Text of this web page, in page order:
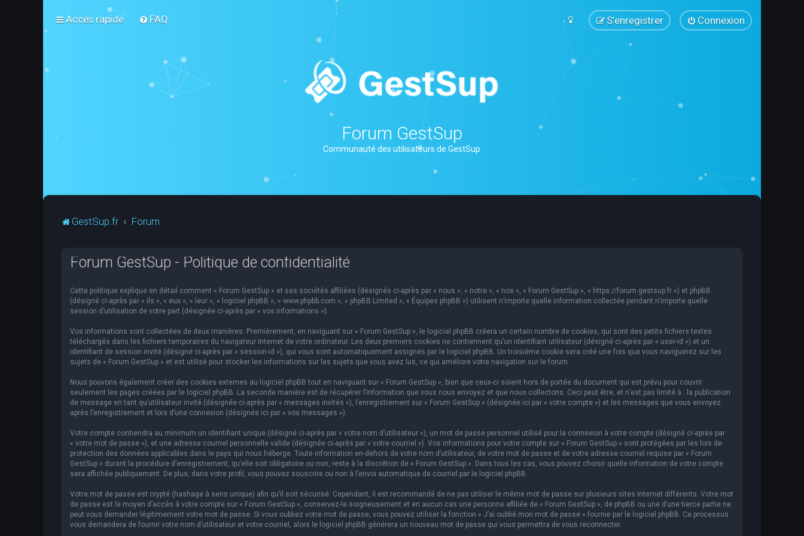
Accès rapide FAQ Connexion
S’enregistrer
Forum GestSup
Communauté des utilisateurs de GestSup
GestSup.fr Forum
Forum GestSup - Politique de confidentialité
Cette politique explique en détail comment « Forum GestSup » et ses sociétés affiliées (désignés ci-après par « nous », « notre », « nos », « Forum GestSup », « https://forum.gestsup.fr ») et phpBB
(désigné ci-après par « ils », « eux », « leur », « logiciel phpBB », « www.phpbb.com », « phpBB Limited », « Équipes phpBB ») utilisent n’importe quelle information collectée pendant n’importe quelle
session d’utilisation de votre part (désignée ci-après par « vos informations »).
Vos informations sont collectées de deux manières. Premièrement, en naviguant sur « Forum GestSup », le logiciel phpBB créera un certain nombre de cookies, qui sont des petits fichiers textes
téléchargés dans les fichiers temporaires du navigateur Internet de votre ordinateur. Les deux premiers cookies ne contiennent qu’un identifiant utilisateur (désigné ci-après par « user-id ») et un
identifiant de session invité (désigné ci-après par « session-id »), qui vous sont automatiquement assignés par le logiciel phpBB. Un troisième cookie sera créé une fois que vous naviguerez sur les
sujets de « Forum GestSup » et est utilisé pour stocker les informations sur les sujets que vous avez lus, ce qui améliore votre navigation sur le forum.
Nous pouvons également créer des cookies externes au logiciel phpBB tout en naviguant sur « Forum GestSup », bien que ceux-ci soient hors de portée du document qui est prévu pour couvrir
seulement les pages créées par le logiciel phpBB. La seconde manière est de récupérer l’information que vous nous envoyez et que nous collectons. Ceci peut être, et n’est pas limité à : la publication
de message en tant qu’utilisateur invité (désignée ci-après par « messages invités »), l’enregistrement sur « Forum GestSup » (désignée ici par « votre compte ») et les messages que vous envoyez
après l’enregistrement et lors d’une connexion (désignés ici par « vos messages »).
Votre compte contiendra au minimum un identifiant unique (désigné ci-après par « votre nom d’utilisateur »), un mot de passe personnel utilisé pour la connexion à votre compte (désigné ci-après par
« votre mot de passe »), et une adresse courriel personnelle valide (désignée ci-après par « votre courriel »). Vos informations pour votre compte sur « Forum GestSup » sont protégées par les lois de
protection des données applicables dans le pays qui nous héberge. Toute information en-dehors de votre nom d’utilisateur, de votre mot de passe et de votre adresse courriel requise par « Forum
GestSup » durant la procédure d’enregistrement, qu’elle soit obligatoire ou non, reste à la discrétion de « Forum GestSup ». Dans tous les cas, vous pouvez choisir quelle information de votre compte
sera affichée publiquement. De plus, dans votre profil, vous pouvez souscrire ou non à l’envoi automatique de courriel par le logiciel phpBB.
Votre mot de passe est crypté (hashage à sens unique) afin qu’il soit sécurisé. Cependant, il est recommandé de ne pas utiliser le même mot de passe sur plusieurs sites Internet différents. Votre mot
de passe est le moyen d’accès à votre compte sur « Forum GestSup », conservez-le soigneusement et en aucun cas une personne affiliée de « Forum GestSup », de phpBB ou une d’une tierce partie ne
peut vous demander légitimement votre mot de passe. Si vous oubliez votre mot de passe, vous pouvez utiliser la fonction « J’ai oublié mon mot de passe » fournie par le logiciel phpBB. Ce processus
vous demandera de fournir votre nom d’utilisateur et votre courriel, alors le logiciel phpBB générera un nouveau mot de passe qui vous permettra de vous reconnecter.